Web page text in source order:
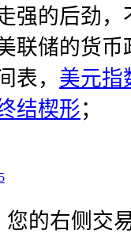
强的后劲
联储的货
表， 美元指
结楔形；
的右侧交